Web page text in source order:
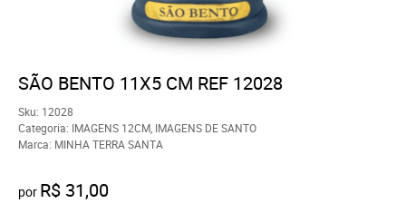
SÃO BENTO 11X5 CM REF 12028
Sku: 12028
Categoria: IMAGENS 12CM IMAGENS DE SANTO
Marca: MINHA TERRA SANTA
por R$ 31,00